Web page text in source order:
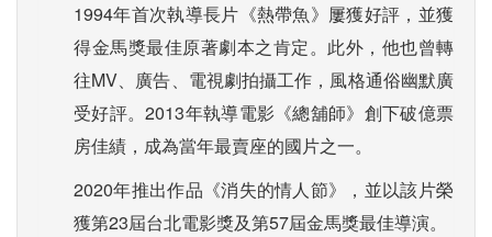
1994年首次執導長片《熱帶魚》屢獲好評，並獲
得金馬獎最佳原著劇本之肯定。此外，他也曾轉
往MV、廣告、電視劇拍攝工作，風格通俗幽默廣
受好評。2013年執導電影《總舖師》創下破億票
房佳績，成為當年最賣座的國片之一。
2020年推出作品《消失的情人節》，並以該片榮
獲第23屆台北電影獎及第57屆金馬獎最佳導演。